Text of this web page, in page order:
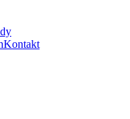
Kontakt